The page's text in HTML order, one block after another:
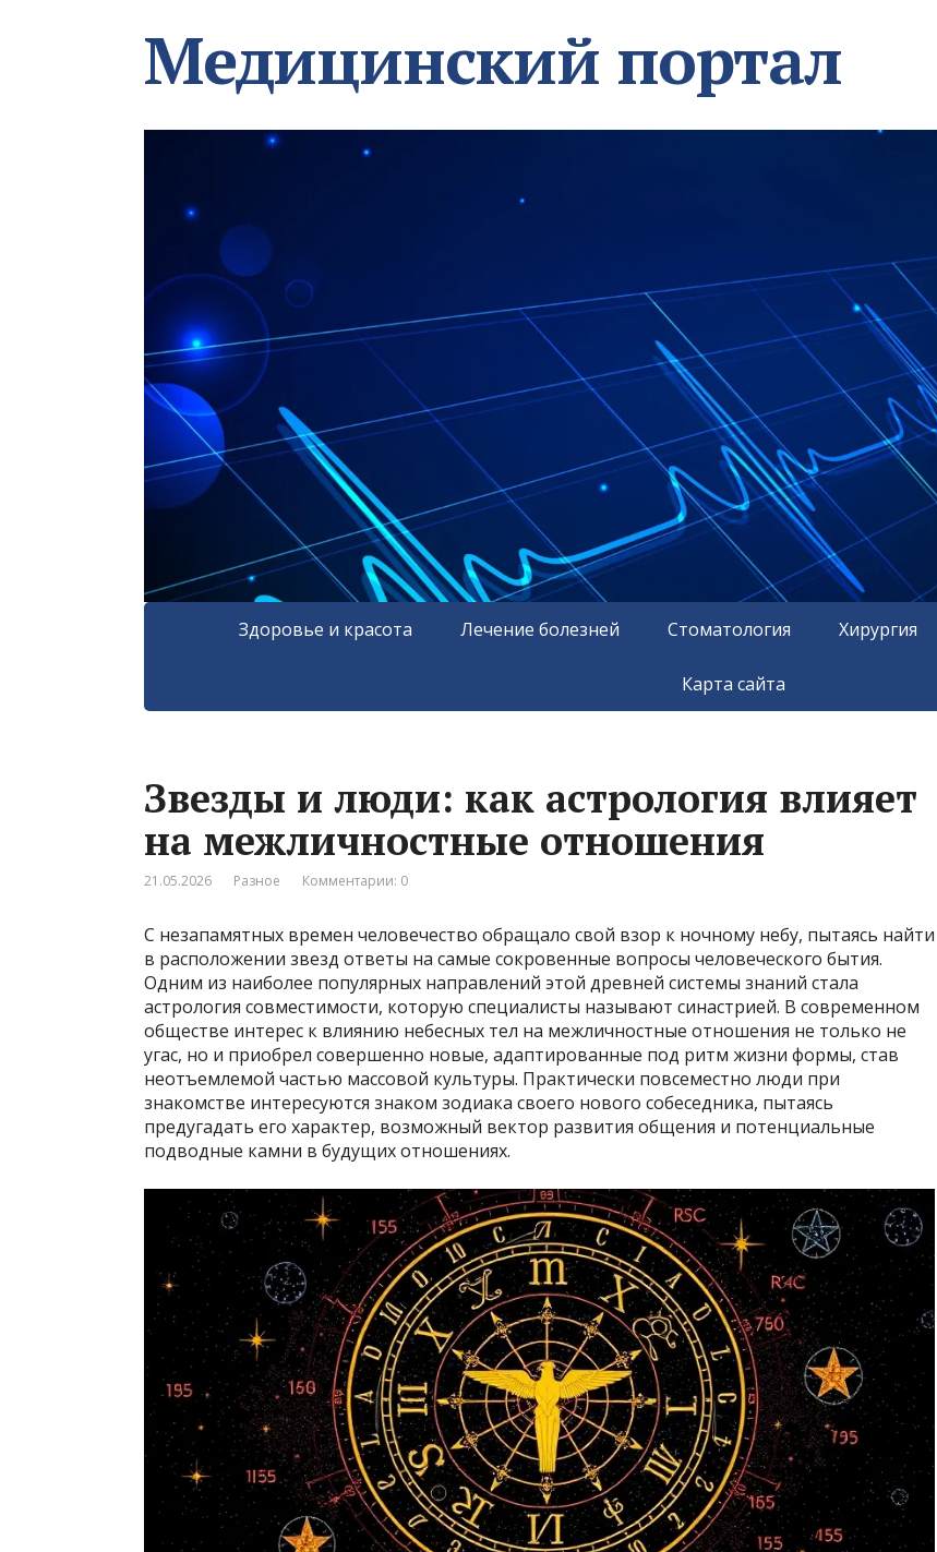
Медицинский портал
Здоровье и красота Лечение болезней Стоматология Хирургия
Карта сайта
Звезды и люди: как астрология влияет
на межличностные отношения
21.05.2026 Разное Комментарии: 0
С незапамятных времен человечество обращало свой взор к ночному небу, пытаясь найти
в расположении звезд ответы на самые сокровенные вопросы человеческого бытия.
Одним из наиболее популярных направлений этой древней системы знаний стала
астрология совместимости, которую специалисты называют синастрией. В современном
обществе интерес к влиянию небесных тел на межличностные отношения не только не
угас, но и приобрел совершенно новые, адаптированные под ритм жизни формы, став
неотъемлемой частью массовой культуры. Практически повсеместно люди при
знакомстве интересуются знаком зодиака своего нового собеседника, пытаясь
предугадать его характер, возможный вектор развития общения и потенциальные
подводные камни в будущих отношениях.